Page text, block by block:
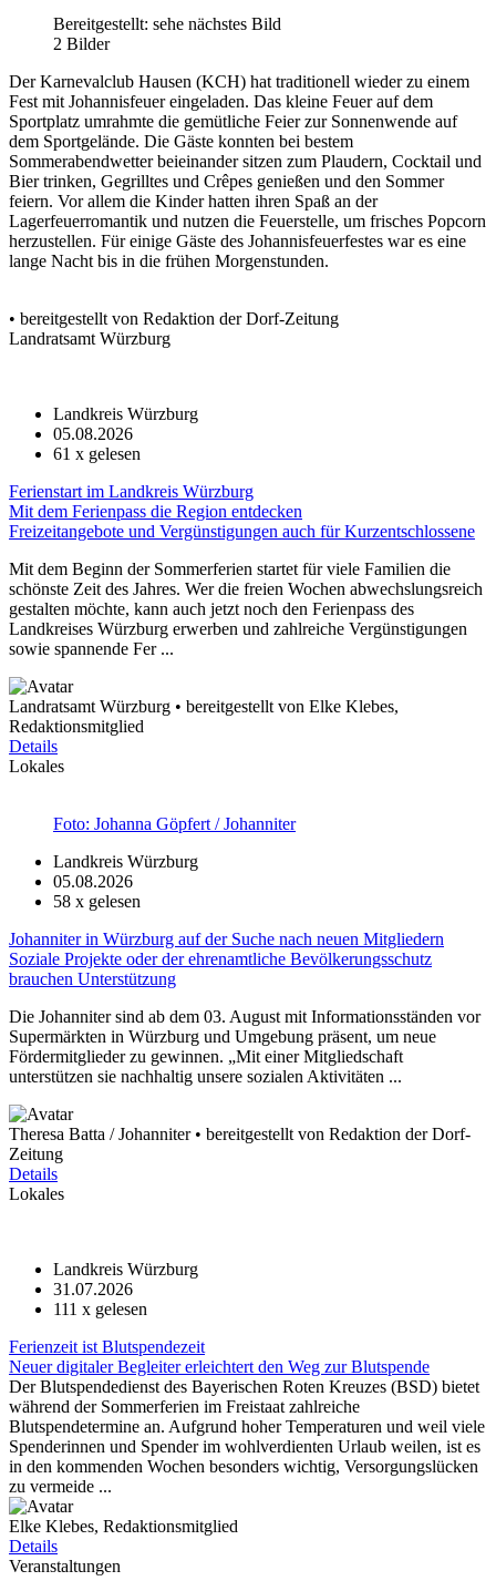
Bereitgestellt: sehe nächstes Bild
2 Bilder
Der Karnevalclub Hausen (KCH) hat traditionell wieder zu einem
Fest mit Johannisfeuer eingeladen. Das kleine Feuer auf dem
Sportplatz umrahmte die gemütliche Feier zur Sonnenwende auf
dem Sportgelände. Die Gäste konnten bei bestem
Sommerabendwetter beieinander sitzen zum Plaudern, Cocktail und
Bier trinken, Gegrilltes und Crêpes genießen und den Sommer
feiern. Vor allem die Kinder hatten ihren Spaß an der
Lagerfeuerromantik und nutzen die Feuerstelle, um frisches Popcorn
herzustellen. Für einige Gäste des Johannisfeuerfestes war es eine
lange Nacht bis in die frühen Morgenstunden.
• bereitgestellt von Redaktion der Dorf-Zeitung
Landratsamt Würzburg
Landkreis Würzburg
05.08.2026
61 x gelesen
Ferienstart im Landkreis Würzburg
Mit dem Ferienpass die Region entdecken
Freizeitangebote und Vergünstigungen auch für Kurzentschlossene
Mit dem Beginn der Sommerferien startet für viele Familien die
schönste Zeit des Jahres. Wer die freien Wochen abwechslungsreich
gestalten möchte, kann auch jetzt noch den Ferienpass des
Landkreises Würzburg erwerben und zahlreiche Vergünstigungen
sowie spannende Fer ...
Landratsamt Würzburg • bereitgestellt von Elke Klebes,
Redaktionsmitglied
Details
Lokales
Foto: Johanna Göpfert / Johanniter
Landkreis Würzburg
05.08.2026
58 x gelesen
Johanniter in Würzburg auf der Suche nach neuen Mitgliedern
Soziale Projekte oder der ehrenamtliche Bevölkerungsschutz
brauchen Unterstützung
Die Johanniter sind ab dem 03. August mit Informationsständen vor
Supermärkten in Würzburg und Umgebung präsent, um neue
Fördermitglieder zu gewinnen. „Mit einer Mitgliedschaft
unterstützen sie nachhaltig unsere sozialen Aktivitäten ...
Theresa Batta / Johanniter • bereitgestellt von Redaktion der Dorf-
Zeitung
Details
Lokales
Landkreis Würzburg
31.07.2026
111 x gelesen
Ferienzeit ist Blutspendezeit
Neuer digitaler Begleiter erleichtert den Weg zur Blutspende
Der Blutspendedienst des Bayerischen Roten Kreuzes (BSD) bietet
während der Sommerferien im Freistaat zahlreiche
Blutspendetermine an. Aufgrund hoher Temperaturen und weil viele
Spenderinnen und Spender im wohlverdienten Urlaub weilen, ist es
in den kommenden Wochen besonders wichtig, Versorgungslücken
zu vermeide ...
Elke Klebes, Redaktionsmitglied
Details
Veranstaltungen